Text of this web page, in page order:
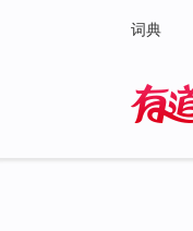
词典